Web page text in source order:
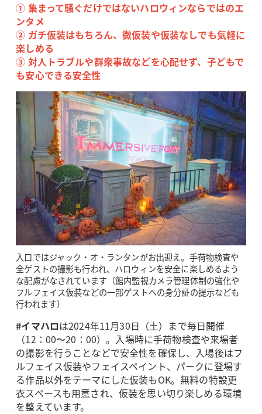
① 集まって騒ぐだけではないハロウィンならではのエ
ンタメ
② ガチ仮装はもちろん、微仮装や仮装なしでも気軽に
楽しめる
③ 対人トラブルや群衆事故などを心配せず、子どもで
も安心できる安全性
入口ではジャック・オ・ランタンがお出迎え。手荷物検査や
全ゲストの撮影も行われ、ハロウィンを安全に楽しめるよう
な配慮がなされています（館内監視カメラ管理体制の強化や
フルフェイス仮装などの一部ゲストへの身分証の提示なども
行われます）
#イマハロは2024年11月30日（土）まで毎日開催
（12：00〜20：00）。入場時に手荷物検査や来場者
の撮影を行うことなどで安全性を確保し、入場後はフ
ルフェイス仮装やフェイスペイント、パークに登場す
る作品以外をテーマにした仮装もOK。無料の特設更
衣スペースも用意され、仮装を思い切り楽しめる環境
を整えています。